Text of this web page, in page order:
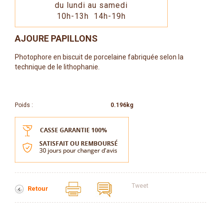
du lundi au samedi
10h-13h 14h-19h
AJOURE PAPILLONS
Photophore en biscuit de porcelaine fabriquée selon la
technique de le lithophanie.
Poids : 0.196kg
Retour Tweet